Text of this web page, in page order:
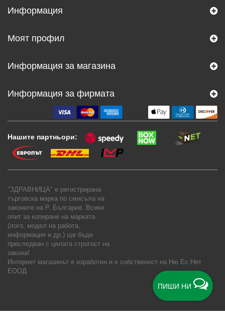
ПИШИ НИ
Информация
Моят профил
Информация за магазина
Информация за фирмата
Нашите партньори:
"ЗДРАВНИЦА" е регистрирана
търговска марка по смисъла на
законите на Р. България. Всеки
опит за копиране на марката
(лого, модел на работа,
информация и др.) ще бъде
преследван с цялата строгост на
закона!
Интернет магазинът е изработен и е собственост на Ню Ес Нет
ЕООД